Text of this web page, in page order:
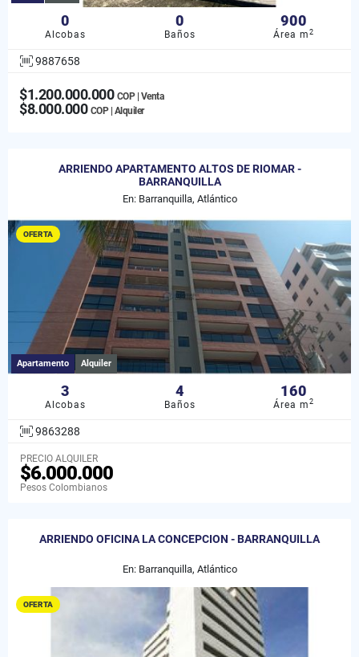
0
Alcobas
0
Baños
900
Área m2
9887658
$1.200.000.000 COP | Venta
$8.000.000 COP | Alquiler
ARRIENDO APARTAMENTO ALTOS DE RIOMAR -
BARRANQUILLA
En: Barranquilla, Atlántico
OFERTA
Apartamento Alquiler
3
Alcobas
4
Baños
160
Área m2
9863288
PRECIO ALQUILER
$6.000.000
Pesos Colombianos
ARRIENDO OFICINA LA CONCEPCION - BARRANQUILLA
En: Barranquilla, Atlántico
OFERTA